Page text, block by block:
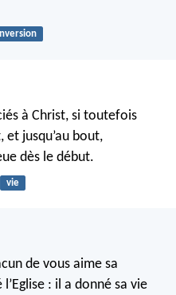
à Christ, si toutefois
jusqu’au bout,
dès le début.
vie
de vous aime sa
: il a donné sa vie